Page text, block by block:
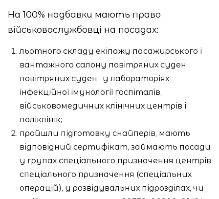
На 100% надбавки мають право
військовослужбовці на посадах:
льотного складу екіпажу пасажирського і
вантажного салону повітряних суден
повітряних суден; у лабораторіях
інфекційної імунології госпіталів,
військовомедичних клінічних центрів і
поліклінік;
пройшли підготовку снайперів, мають
відповідний сертифікат, займають посади
у групах спеціального призначення центрів
спеціального призначення (спеціальних
операцій), у розвідувальних підрозділах, чи